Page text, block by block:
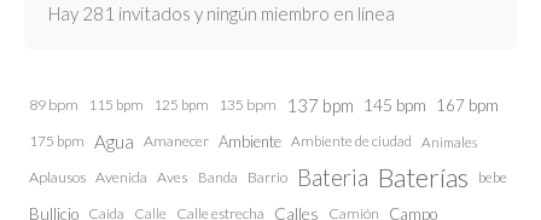
Hay 281 invitados y ningún miembro en línea
89 bpm 115 bpm 125 bpm 135 bpm 137 bpm 145 bpm 167 bpm
175 bpm Agua Amanecer Ambiente Ambiente de ciudad Animales
Aplausos Avenida Aves Banda Barrio Bateria Baterías bebe
Bullicio Caida Calle Calle estrecha Calles Camión Campo